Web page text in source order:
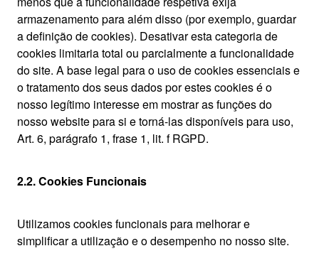
armazenamento para além disso (por exemplo, guardar
a definição de cookies). Desativar esta categoria de
cookies limitaria total ou parcialmente a funcionalidade
do site. A base legal para o uso de cookies essenciais e
o tratamento dos seus dados por estes cookies é o
nosso legítimo interesse em mostrar as funções do
nosso website para si e torná-las disponíveis para uso,
Art. 6, parágrafo 1, frase 1, lit. f RGPD.
2.2. Cookies Funcionais
Utilizamos cookies funcionais para melhorar e
simplificar a utilização e o desempenho no nosso site.